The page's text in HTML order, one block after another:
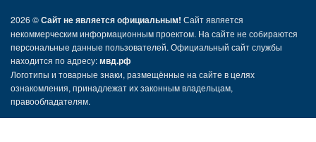
2026 ©Сайт не является официальным! Сайт является
некоммерческим информационным проектом. На сайте не собираются
персональные данные пользователей. Официальный сайт службы
находится по адресу:мвд.рф
Логотипы и товарные знаки, размещённые на сайте в целях
ознакомления, принадлежат их законным владельцам,
правообладателям.